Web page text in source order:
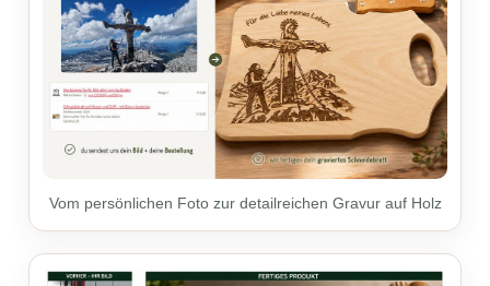
Vom persönlichen Foto zur detailreichen Gravur auf Holz